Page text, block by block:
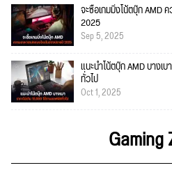
จะซื้อเกมมิ่งโน้ตบุ๊ก AMD
2025
Sep 5, 2025
แนะนำโน้ตบุ๊ก AMD บางเ
ทั่วไป
Oct 1, 2025
Gaming